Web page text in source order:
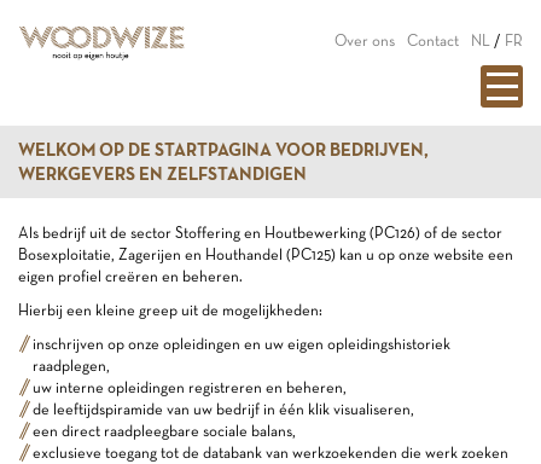
Over ons Contact NL / FR
WELKOM OP DE STARTPAGINA VOOR BEDRIJVEN,
WERKGEVERS EN ZELFSTANDIGEN
Als bedrijf uit de sector Stoffering en Houtbewerking (PC126) of de sector
Bosexploitatie, Zagerijen en Houthandel (PC125) kan u op onze website een
eigen profiel creëren en beheren.
Hierbij een kleine greep uit de mogelijkheden:
inschrijven op onze opleidingen en uw eigen opleidingshistoriek
raadplegen,
uw interne opleidingen registreren en beheren,
de leeftijdspiramide van uw bedrijf in één klik visualiseren,
een direct raadpleegbare sociale balans,
exclusieve toegang tot de databank van werkzoekenden die werk zoeken